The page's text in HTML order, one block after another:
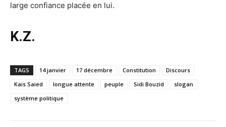
large confiance placée en lui.
K.Z.
TAGS 14 janvier 17 décembre Constitution
Discours
Kais Saied
longue attente peuple Sidi Bouzid
slogan
système politique